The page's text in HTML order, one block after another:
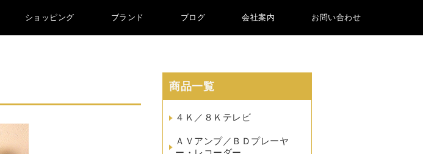
ショッピング ブランド ブログ 会社案内 お問い合わせ
商品一覧
４Ｋ／８Ｋテレビ
ＡＶアンプ／ＢＤプレーヤ